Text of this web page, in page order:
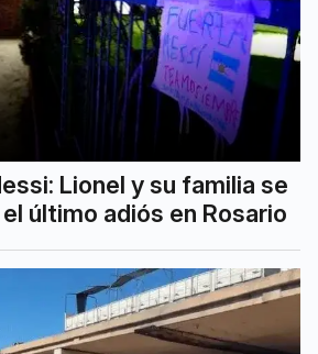
Lionel y su familia se
último adiós en Rosario